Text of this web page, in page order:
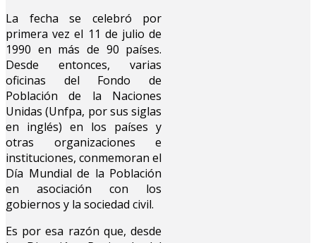
La fecha se celebró por
primera vez el 11 de julio de
1990 en más de 90 países.
Desde entonces, varias
oficinas del Fondo de
Población de la Naciones
Unidas (Unfpa, por sus siglas
en inglés) en los países y
otras organizaciones e
instituciones, conmemoran el
Día Mundial de la Población
en asociación con los
gobiernos y la sociedad civil.
Es por esa razón que, desde